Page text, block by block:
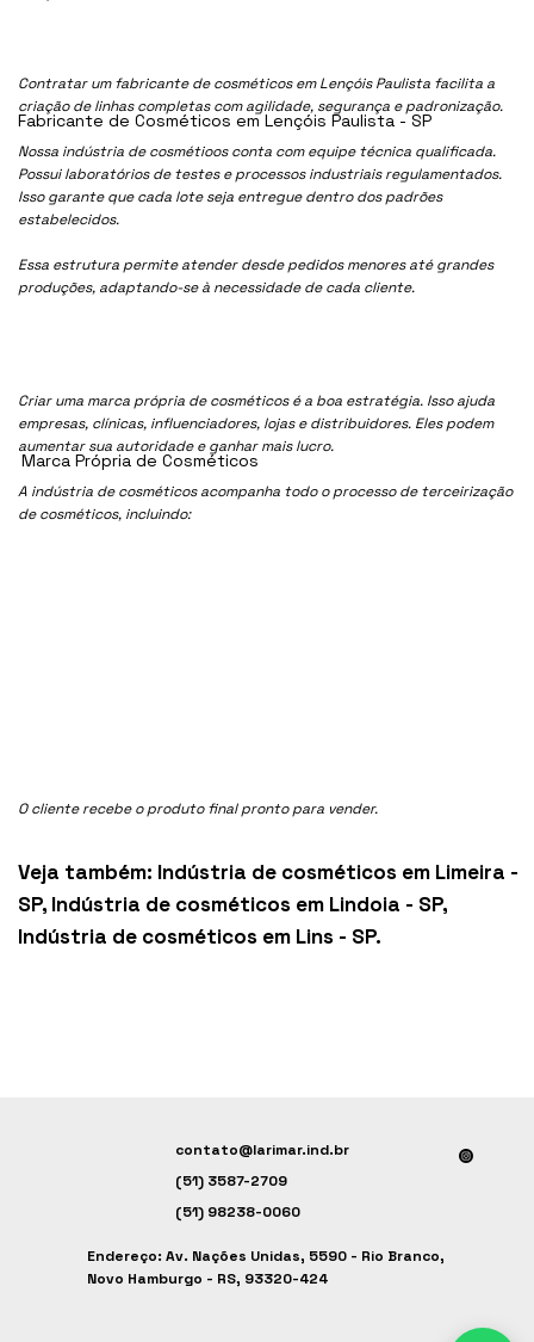
Contratar um fabricante de cosméticos em Lençóis Paulista facilita a
criação de linhas completas com agilidade, segurança e padronização.
Nossa indústria de cosmétioos conta com equipe técnica qualificada.
Possui laboratórios de testes e processos industriais regulamentados.
Isso garante que cada lote seja entregue dentro dos padrões
estabelecidos.
Essa estrutura permite atender desde pedidos menores até grandes
produções, adaptando-se à necessidade de cada cliente.
Criar uma marca própria de cosméticos é a boa estratégia. Isso ajuda
empresas, clínicas, influenciadores, lojas e distribuidores. Eles podem
aumentar sua autoridade e ganhar mais lucro.
A indústria de cosméticos acompanha todo o processo de terceirização
de cosméticos, incluindo:
O cliente recebe o produto final pronto para vender.
Veja também: Indústria de cosméticos em Limeira -
SP, Indústria de cosméticos em Lindoia - SP,
Indústria de cosméticos em Lins - SP.
Fabricante de Cosméticos em Lençóis Paulista - SP
Marca Própria de Cosméticos
contato@larimar.ind.br
(51) 3587-2709
(51) 98238-0060
Endereço: Av. Nações Unidas, 5590 - Rio Branco,
Novo Hamburgo - RS, 93320-424